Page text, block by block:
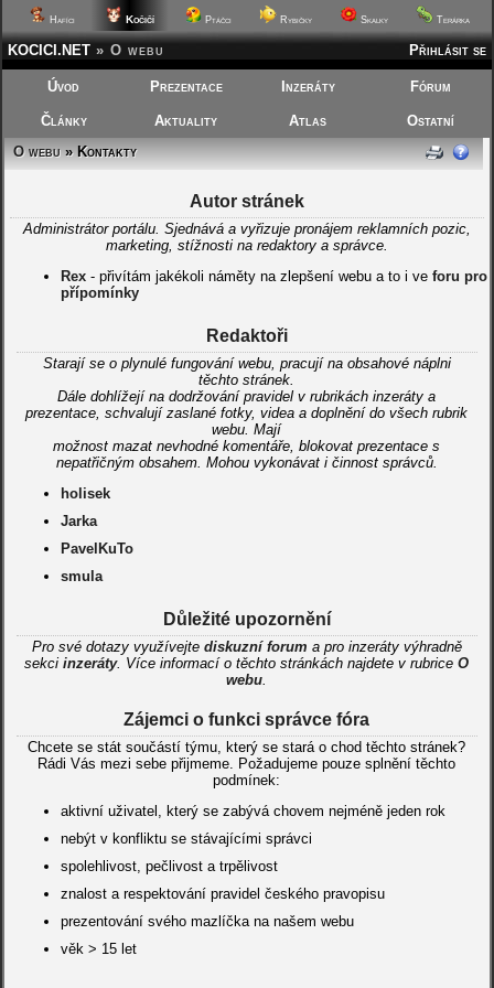
Hafíci Kočičí Ptáčci Rybičky Skalky Terárka
Přihlásit se
KOCICI.NET » O webu
Úvod Prezentace Inzeráty Fórum
Články Aktuality Atlas
Ostatní
O webu» Kontakty
Autor stránek
Administrátor portálu. Sjednává a vyřizuje pronájem reklamních pozic,
marketing, stížnosti na redaktory a správce.
Rex - přivítám jakékoli náměty na zlepšení webu a to i veforu pro
přípomínky
Redaktoři
Starají se o plynulé fungování webu, pracují na obsahové náplni
těchto stránek.
Dále dohlížejí na dodržování pravidel v rubrikách inzeráty a
prezentace, schvalují zaslané fotky, videa a doplnění do všech rubrik
webu. Mají
možnost mazat nevhodné komentáře, blokovat prezentace s
nepatřičným obsahem. Mohou vykonávat i činnost správců.
holisek
Jarka
PavelKuTo
smula
Důležité upozornění
Pro své dotazy využívejte diskuzní forum a pro inzeráty výhradně
sekciinzeráty. Více informací o těchto stránkách najdete v rubriceO
webu.
Zájemci o funkci správce fóra
Chcete se stát součástí týmu, který se stará o chod těchto stránek?
Rádi Vás mezi sebe přijmeme. Požadujeme pouze splnění těchto
podmínek:
aktivní uživatel, který se zabývá chovem nejméně jeden rok
nebýt v konfliktu se stávajícími správci
spolehlivost, pečlivost a trpělivost
znalost a respektování pravidel českého pravopisu
prezentování svého mazlíčka na našem webu
věk > 15 let